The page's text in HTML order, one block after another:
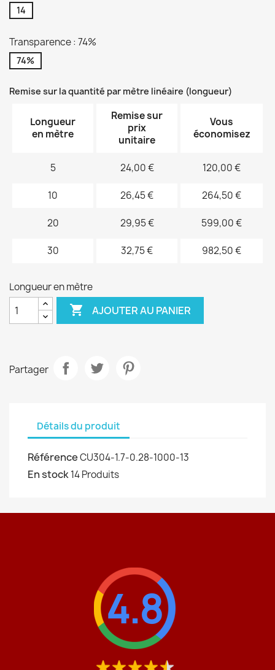
14
Transparence : 74%
74%
Remise sur la quantité par mètre linéaire (longueur)
Longueur
en mètre
Remise sur
prix
unitaire
Vous
économisez
5 24,00 € 120,00 €
10 26,45 € 264,50 €
20 29,95 € 599,00 €
30 32,75 € 982,50 €
Longueur en mètre
 AJOUTER AU PANIER
Partager
Détails du produit
RéférenceCU304-1.7-0.28-1000-13
En stock14 Produits
4.8